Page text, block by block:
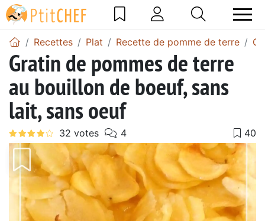
Recettes Plat Recette de pomme de terre
Gratin de pommes de terre
au bouillon de boeuf, sans
lait, sans oeuf